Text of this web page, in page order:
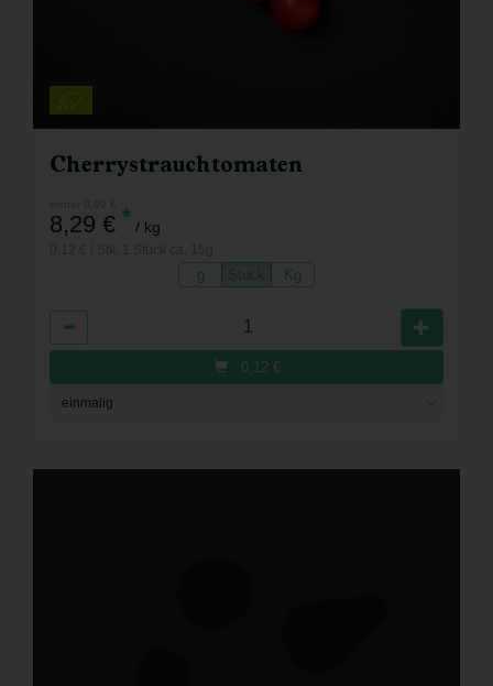
Cherrystrauchtomaten
8,29 € * / kg
g Stück Kg
0,12 €